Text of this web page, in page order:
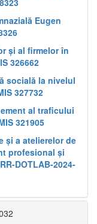
Eugen
și al firmelor în
326662
socială la nivelul
327732
al traficului
321905
și a atelierelor de
profesional și
DOTLAB-2024-